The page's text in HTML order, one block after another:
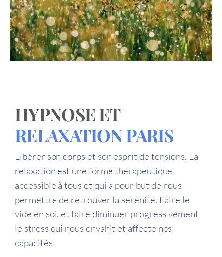
HYPNOSE ET
RELAXATION PARIS
Libérer son corps et son esprit de tensions. La
relaxation est une forme thérapeutique
accessible à tous et qui a pour but de nous
permettre de retrouver la sérénité. Faire le
vide en soi, et faire diminuer progressivement
le stress qui nous envahit et affecte nos
capacités